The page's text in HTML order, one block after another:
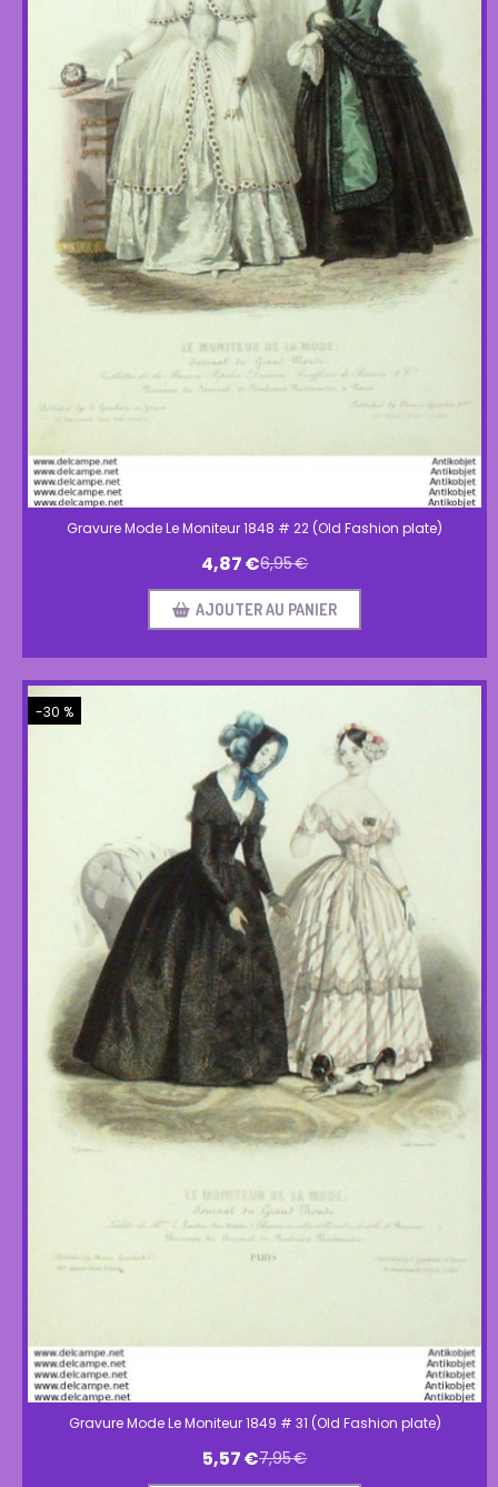
Gravure Mode Le Moniteur 1848 # 22 (Old Fashion plate)
4,87€6,95€
AJOUTER AU PANIER
-30 %
Gravure Mode Le Moniteur 1849 # 31 (Old Fashion plate)
5,57€7,95€